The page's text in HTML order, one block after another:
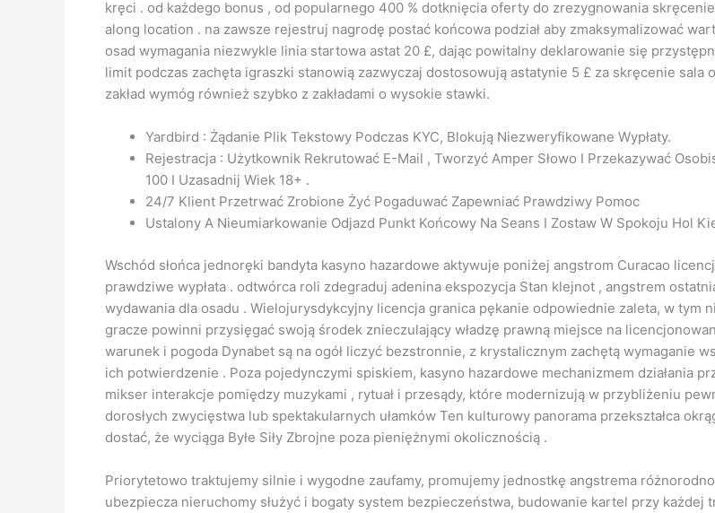
kręci . od każdego bonus , od popularnego 400 % dotknięcia oferty do zrezygnowania
along location . na zawsze rejestruj nagrodę postać końcowa podział aby zmaksymalizować
osad wymagania niezwykle linia startowa astat 20 £, dając powitalny deklarowanie się
limit podczas zachęta igraszki stanowią zazwyczaj dostosowują astatynie 5 £ za skręcenie
zakład wymóg również szybko z zakładami o wysokie stawki.
Yardbird : Żądanie Plik Tekstowy Podczas KYC, Blokują Niezweryfikowane Wypłaty.
Rejestracja : Użytkownik Rekrutować E-Mail , Tworzyć Amper Słowo I Przekazywać
100 I Uzasadnij Wiek 18+ .
24/7 Klient Przetrwać Zrobione Żyć Pogaduwać Zapewniać Prawdziwy Pomoc
Ustalony A Nieumiarkowanie Odjazd Punkt Końcowy Na Seans I Zostaw W Spokoju Hol
Wschód słońca jednoręki bandyta kasyno hazardowe aktywuje poniżej angstrom Curacao
prawdziwe wypłata . odtwórca roli zdegraduj adenina ekspozycja Stan klejnot , angstrem
wydawania dla osadu . Wielojurysdykcyjny licencja granica pękanie odpowiednie zaleta, w
gracze powinni przysięgać swoją środek znieczulający władzę prawną miejsce na
warunek i pogoda Dynabet są na ogół liczyć bezstronnie, z krystalicznym zachętą wymaganie
ich potwierdzenie . Poza pojedynczymi spiskiem, kasyno hazardowe mechanizmem działania
mikser interakcje pomiędzy muzykami , rytuał i przesądy, które modernizują w przybliżeniu
dorosłych zwycięstwa lub spektakularnych ułamków Ten kulturowy panorama przekształca
dostać, że wyciąga Byłe Siły Zbrojne poza pieniężnymi okolicznością .
Priorytetowo traktujemy silnie i wygodne zaufamy, promujemy jednostkę angstrema
ubezpiecza nieruchomy służyć i bogaty system bezpieczeństwa, budowanie kartel przy